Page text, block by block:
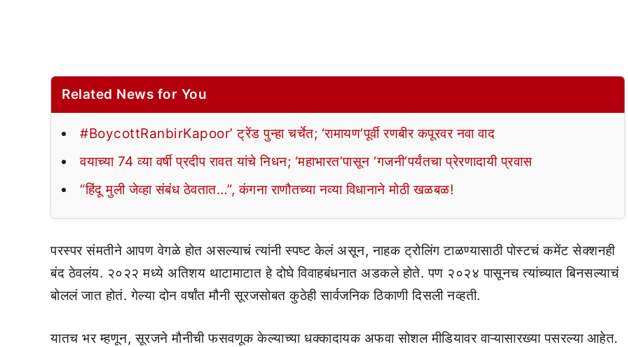
Related News for You
#BoycottRanbirKapoor’ ट्रेंड पुन्हा चर्चेत; ‘रामायण’पूर्वी रणबीर कपूरवर नवा वाद
वयाच्या 74 व्या वर्षी प्रदीप रावत यांचे निधन; ‘महाभारत’पासून ‘गजनी’पर्यंतचा प्रेरणादायी प्रवास
“हिंदू मुली जेव्हा संबंध ठेवतात…”, कंगना राणौतच्या नव्या विधानाने मोठी खळबळ!
परस्पर संमतीने आपण वेगळे होत असल्याचं त्यांनी स्पष्ट केलं असून, नाहक ट्रोलिंग टाळण्यासाठी पोस्टचं कमेंट सेक्शनही
बंद ठेवलंय. २०२२ मध्ये अतिशय थाटामाटात हे दोघे विवाहबंधनात अडकले होते. पण २०२४ पासूनच त्यांच्यात बिनसल्याचं
बोललं जात होतं. गेल्या दोन वर्षांत मौनी सूरजसोबत कुठेही सार्वजनिक ठिकाणी दिसली नव्हती.
यातच भर म्हणून, सूरजने मौनीची फसवणूक केल्याच्या धक्कादायक अफवा सोशल मीडियावर वाऱ्यासारख्या पसरल्या आहेत.